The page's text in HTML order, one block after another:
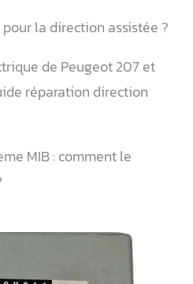
la direction assistée ?
de Peugeot 207 et
réparation direction
MIB : comment le